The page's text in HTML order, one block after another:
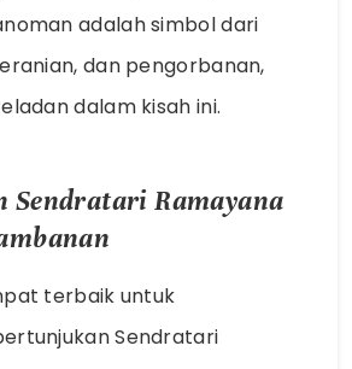
adalah simbol dari
dan pengorbanan,
dalam kisah ini.
Sendratari Ramayana
terbaik untuk
Sendratari